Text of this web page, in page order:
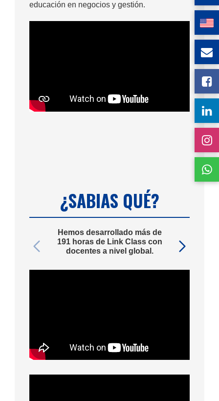
educación en negocios y gestión.
¿SABIAS QUÉ?
Hemos desarrollado más de
191 horas de Link Class con
docentes a nivel global.